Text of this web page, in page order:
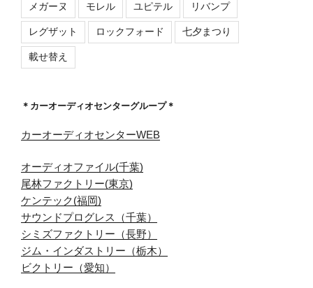
メガーヌ モレル ユピテル リバンプ
レグザット ロックフォード 七夕まつり
載せ替え
＊カーオーディオセンターグループ＊
カーオーディオセンターWEB
オーディオファイル(千葉)
尾林ファクトリー(東京)
ケンテック(福岡)
サウンドプログレス（千葉）
シミズファクトリー（長野）
ジム・インダストリー（栃木）
ビクトリー（愛知）